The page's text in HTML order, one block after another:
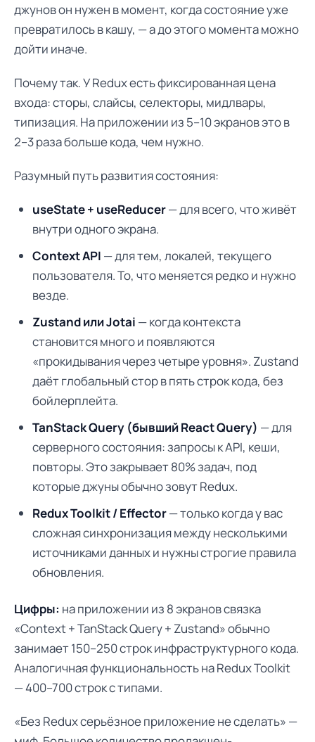
джунов он нужен в момент, когда состояние уже
превратилось в кашу, — а до этого момента можно
дойти иначе.
Почему так. У Redux есть фиксированная цена
входа: сторы, слайсы, селекторы, мидлвары,
типизация. На приложении из 5–10 экранов это в
2–3 раза больше кода, чем нужно.
Разумный путь развития состояния:
useState + useReducer— для всего, что живёт
внутри одного экрана.
Context API — для тем, локалей, текущего
пользователя. То, что меняется редко и нужно
везде.
Zustand или Jotai — когда контекста
становится много и появляются
«прокидывания через четыре уровня». Zustand
даёт глобальный стор в пять строк кода, без
бойлерплейта.
TanStack Query (бывший React Query) — для
серверного состояния: запросы к API, кеши,
повторы. Это закрывает 80% задач, под
которые джуны обычно зовут Redux.
Redux Toolkit / Effector— только когда у вас
сложная синхронизация между несколькими
источниками данных и нужны строгие правила
обновления.
Цифры: на приложении из 8 экранов связка
«Context + TanStack Query + Zustand» обычно
занимает 150–250 строк инфраструктурного кода.
Аналогичная функциональность на Redux Toolkit
— 400–700 строк с типами.
«Без Redux серьёзное приложение не сделать» —